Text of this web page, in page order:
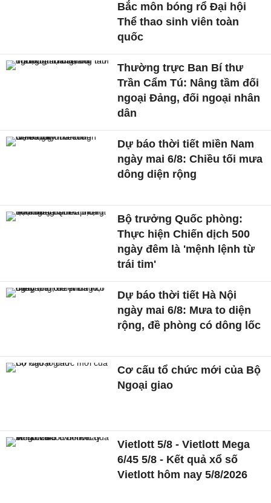
Bắc môn bóng rổ Đại hội
Thể thao sinh viên toàn
quốc
Thường trực Ban Bí thư
Trần Cẩm Tú: Nâng tầm đối
ngoại Đảng, đối ngoại nhân
dân
Dự báo thời tiết miền Nam
ngày mai 6/8: Chiều tối mưa
dông diện rộng
Bộ trưởng Quốc phòng:
Thực hiện Chiến dịch 500
ngày đêm là 'mệnh lệnh từ
trái tim'
Dự báo thời tiết Hà Nội
ngày mai 6/8: Mưa to diện
rộng, đề phòng có dông lốc
Cơ cấu tổ chức mới của Bộ
Ngoại giao
Vietlott 5/8 - Vietlott Mega
6/45 5/8 - Kết quả xổ số
Vietlott hôm nay 5/8/2026